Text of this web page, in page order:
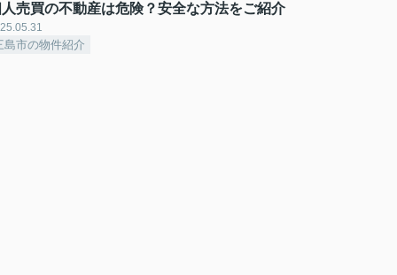
売買の不動産は危険？安全な方法をご紹介
島市の物件紹介